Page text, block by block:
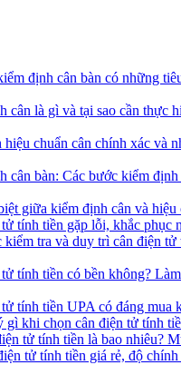
định cân bàn có những
cân là gì và tại sao cần thực
chuẩn cân chính xác và
cân bàn: Các bước kiểm
giữa kiểm định cân và hiệu
tính tiền gặp lỗi, khắc phục
kiểm tra và duy trì cân điện tử
tính tiền có bền không?
tính tiền UPA có đáng mua
gì khi chọn cân điện tử tính
tử tính tiền là bao nhiêu?
tử tính tiền giá rẻ, độ chính